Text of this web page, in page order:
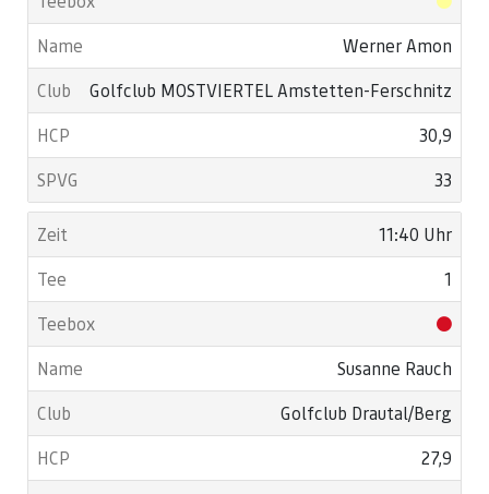
Werner Amon
Golfclub MOSTVIERTEL Amstetten-Ferschnitz
30,9
33
11:40 Uhr
1
Susanne Rauch
Golfclub Drautal/Berg
27,9